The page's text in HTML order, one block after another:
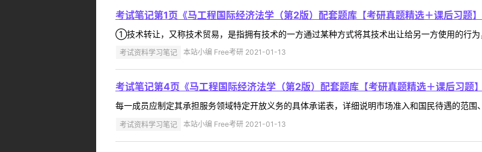
考试笔记第1页《马工程国际经济法学（第2版）配套题库【考研真题精选＋课后习题】
①技术转让，又称技术贸易，是指拥有技术的一方通过某种方式将其技术出让给另一方使用的行
考试资料学习笔记 本站小编 Free考研 2021-01-13
考试笔记第4页《马工程国际经济法学（第2版）配套题库【考研真题精选＋课后习题】
每一成员应制定其承担服务领域特定开放义务的具体承诺表，详细说明市场准入和国民待遇的范围
考试资料学习笔记 本站小编 Free考研 2021-01-13